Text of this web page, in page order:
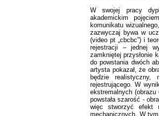
W swojej pracy
akademickim
komunikatu
zazwyczaj bywa w
(video pt „cbcbc”) i
rejestracji – jednej
zamkniętej przysłonie
do powstania dwóch
artysta pokazał, że
będzie realistyczny,
rejestrującego. W
ekstremalnych (obrazu
powstała szarość -
więc stworzyć efekt
mechanicznych. W